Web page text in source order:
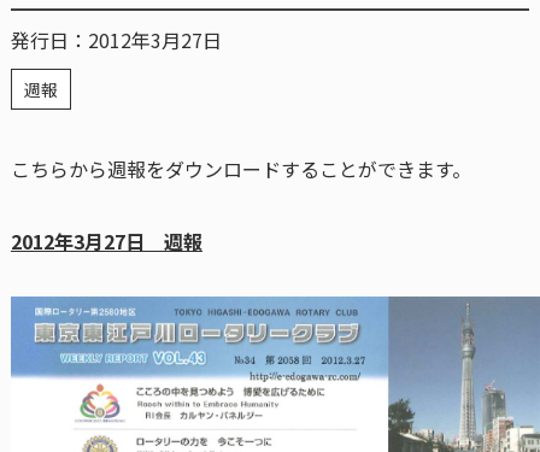
発行日：2012年3月27日
週報
こちらから週報をダウンロードすることができます。
2012年3月27日 週報